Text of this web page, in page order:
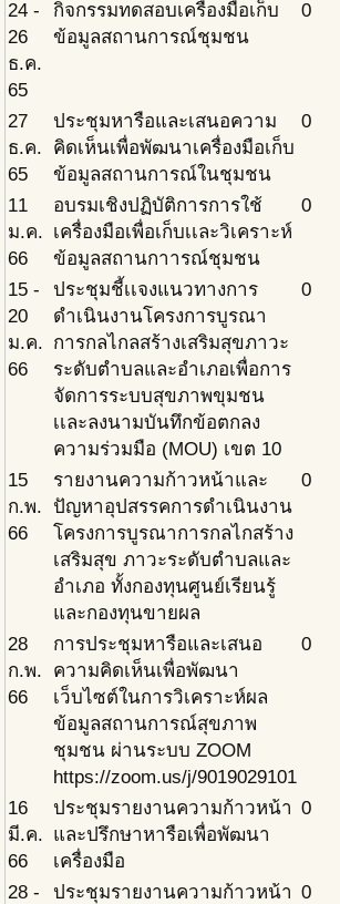
24 -
26
ธ.ค.
65
กิจกรรมทดสอบเครื่องมือเก็บ
ข้อมูลสถานการณ์ชุมชน
0
27
ธ.ค.
65
ประชุมหารือและเสนอความ
คิดเห็นเพื่อพัฒนาเครื่องมือเก็บ
ข้อมูลสถานการณ์ในชุมชน
0
11
ม.ค.
66
อบรมเชิงปฏิบัติการการใช้
เครื่องมือเพื่อเก็บเเละวิเคราะห์
ข้อมูลสถานกาารณ์ชุมชน
0
15 -
20
ม.ค.
66
ประชุมชี้เเจงแนวทางการ
ดำเนินงานโครงการบูรณา
การกลไกลสร้างเสริมสุขภาวะ
ระดับตำบลและอำเภอเพื่อการ
จัดการระบบสุขภาพขุมชน
เเละลงนามบันทึกข้อตกลง
ความร่วมมือ (MOU) เขต 10
0
15
ก.พ.
66
รายงานความก้าวหน้าและ
ปัญหาอุปสรรคการดำเนินงาน
โครงการบูรณาการกลไกสร้าง
เสริมสุข ภาวะระดับตำบลและ
อำเภอ ทั้งกองทุนศูนย์เรียนรู้
และกองทุนขายผล
0
28
ก.พ.
66
การประชุมหารือและเสนอ
ความคิดเห็นเพื่อพัฒนา
เว็บไซต์ในการวิเคราะห์ผล
ข้อมูลสถานการณ์สุขภาพ
ชุมชน ผ่านระบบ ZOOM
https://zoom.us/j/9019029101
0
16
มี.ค.
66
ประชุมรายงานความก้าวหน้า
และปรึกษาหารือเพื่อพัฒนา
เครื่องมือ
0
28 - ประชุมรายงานความก้าวหน้า 0